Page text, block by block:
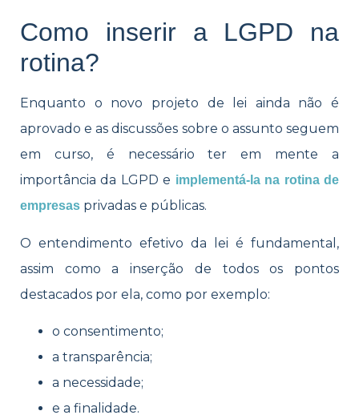
Como inserir a LGPD na
rotina?
Enquanto o novo projeto de lei ainda não é
aprovado e as discussões sobre o assunto seguem
em curso, é necessário ter em mente a
importância da LGPD e implementá-la na rotina de
empresas privadas e públicas.
O entendimento efetivo da lei é fundamental,
assim como a inserção de todos os pontos
destacados por ela, como por exemplo:
o consentimento;
a transparência;
a necessidade;
e a finalidade.